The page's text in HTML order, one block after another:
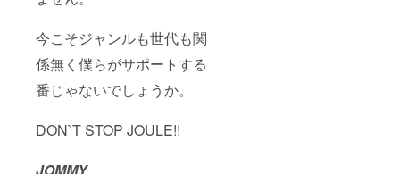
今こそジャンルも世代も関
係無く僕らがサポートする
番じゃないでしょうか。
DON`T STOP JOULE!!
JOMMY